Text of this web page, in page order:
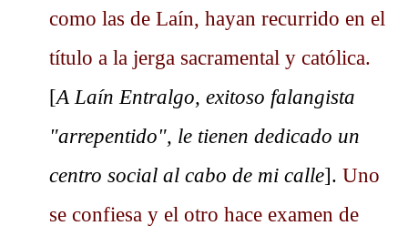
como las de Laín, hayan recurrido en el
título a la jerga sacramental y católica.
[A Laín Entralgo, exitoso falangista
"arrepentido", le tienen dedicado un
centro social al cabo de mi calle]. Uno
se confiesa y el otro hace examen de